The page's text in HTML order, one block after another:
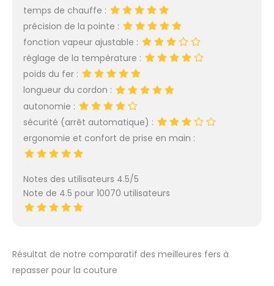
pressing, sans quitter chez
soi ! L’Essentiel des
Nomades Modernes: Que
vous soyez en voyage, en
télétravail ou en atelier
créatif, ce mini fer à
repasser vapeur est votre
solution. Plus efficace qu’un
défroisseur à main, il
combine puissance et
portabilité. Le compagnon
temps de chauffe :
précision de la pointe :
fonction vapeur ajustable :
réglage de la température :
poids du fer :
longueur du cordon :
autonomie :
sécurité (arrêt automatique) :
ergonomie et confort de prise en main :
Notes des utilisateurs 4.5/5
Note de 4.5 pour 10070 utilisateurs
Résultat de notre comparatif des meilleures fers à
repasser pour la couture